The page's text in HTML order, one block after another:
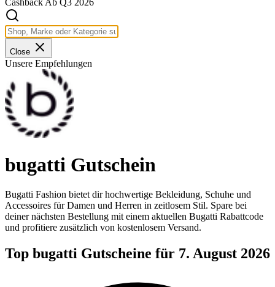
CashbackAb Q3 2026
Close
Unsere Empfehlungen
bugatti Gutschein
Bugatti Fashion bietet dir hochwertige Bekleidung, Schuhe und
Accessoires für Damen und Herren in zeitlosem Stil. Spare bei
deiner nächsten Bestellung mit einem aktuellen Bugatti Rabattcode
und profitiere zusätzlich von kostenlosem Versand.
Top bugatti Gutscheine für 7. August 2026